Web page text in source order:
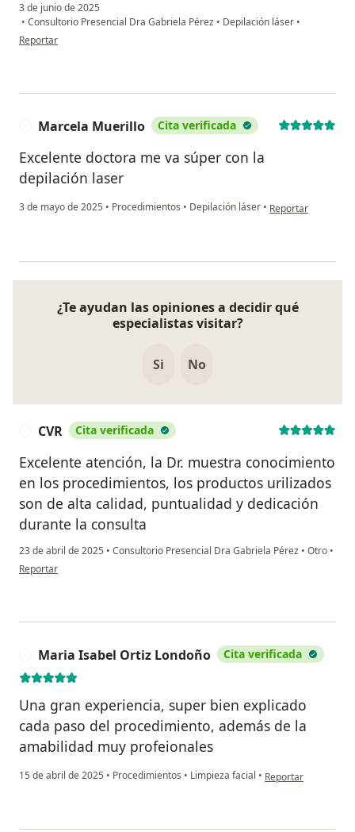
3 de junio de 2025
• Consultorio Presencial Dra Gabriela Pérez • Depilación láser •
en opinión del usuario Briggite R.
Reportar
Marcela Muerillo Cita verificada
Excelente doctora me va súper con la
depilación laser
3 de mayo de 2025 • Procedimientos • Depilación láser • en opinión del
Reportar
¿Te ayudan las opiniones a decidir qué
especialistas visitar?
Si No
CVR Cita verificada
Excelente atención, la Dr. muestra conocimiento
en los procedimientos, los productos urilizados
son de alta calidad, puntualidad y dedicación
durante la consulta
23 de abril de 2025 • Consultorio Presencial Dra Gabriela Pérez • Otro •
en opinión del usuario CVR
Reportar
Maria Isabel Ortiz Londoño Cita verificada
Una gran experiencia, super bien explicado
cada paso del procedimiento, además de la
amabilidad muy profeionales
15 de abril de 2025 • Procedimientos • Limpieza facial • en opinión del
Reportar